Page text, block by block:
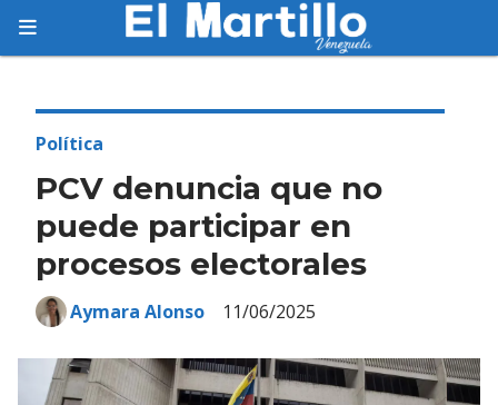
PCV denuncia que no
puede participar en
procesos electorales
Política
11/06/2025
Aymara Alonso
Suscríbete
Suscríbete a nuestro servicio gratuito de
información diaria en tu email.
Suscribirme